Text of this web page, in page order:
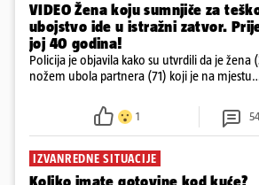
VIDEO Žena koju sumnjiče za
ubojstvo ide u istražni zatvor.
joj 40 godina!
Policija je objavila kako su utvrdili da je žena
nožem ubola partnera (71) koji je na mjestu
ispitali i poslali u istražni zatvor
1
IZVANREDNE SITUACIJE